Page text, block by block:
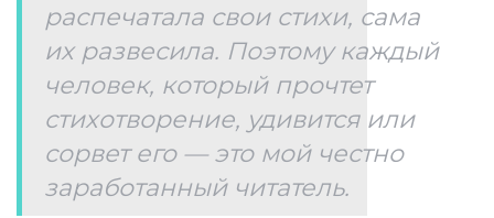
распечатала свои стихи, сама
их развесила. Поэтому каждый
человек, который прочтет
стихотворение, удивится или
сорвет его — это мой честно
заработанный читатель.